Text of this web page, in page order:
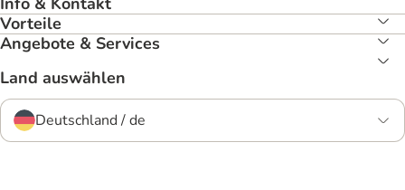
Vorteile
Angebote & Services
Land auswählen
Deutschland / de